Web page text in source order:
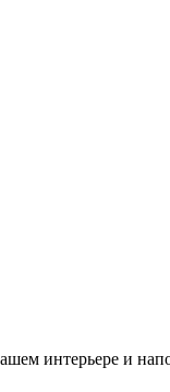
интерьере и